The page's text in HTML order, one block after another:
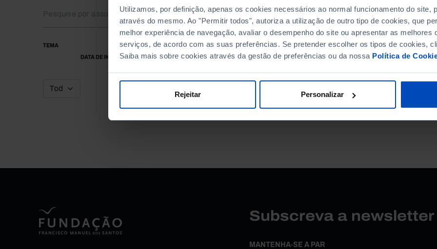
Utilizamos, por definição, apenas os cookies necessários ao normal funcionamento do site,
através do mesmo. Ao "Permitir todos", autoriza a utilização de outro tipo de cookies, que
melhor experiência de navegação, avaliar o desempenho do site ou apresentar as melhores
serviços, de acordo com as suas preferências. Se pretender escolher os tipos de cookies,
Saiba mais sobre cookies através da gestão de preferências ou da nossa Política de
Rejeitar Personalizar
TEMA
DATA DE INÍCIO
DATA DE FIM
Subscreva a
MANTENHA-SE A PAR